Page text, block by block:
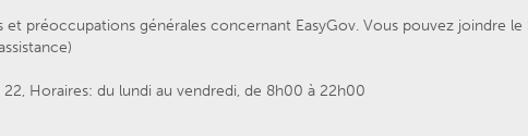
et préoccupations générales concernant EasyGov. Vous pouvez joindre
22, Horaires: du lundi au vendredi, de 8h00 à 22h00